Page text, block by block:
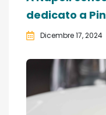
dedicato a
Dicembre 17, 2024